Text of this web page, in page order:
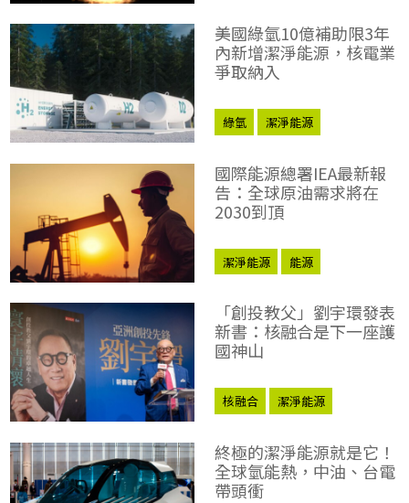
美國綠氫10億補助限3年
內新增潔淨能源，核電業
爭取納入
綠氫 潔淨能源
國際能源總署IEA最新報
告：全球原油需求將在
2030到頂
潔淨能源 能源
「創投教父」劉宇環發表
新書：核融合是下一座護
國神山
核融合 潔淨能源
終極的潔淨能源就是它！
全球氫能熱，中油、台電
帶頭衝